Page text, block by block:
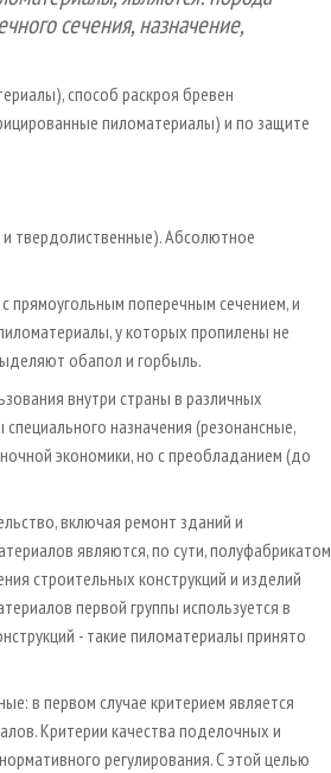
сечения, назначение,
способ раскроя бревен
пиломатериалы) и по защите
твердолиственные). Абсолютное
поперечным сечением, и
у которых пропилены не
обапол и горбыль.
внутри страны в различных
назначения (резонансные,
экономики, но с преобладанием (до
включая ремонт зданий и
являются, по сути, полуфабрикатом
строительных конструкций и изделий
первой группы используется в
- такие пиломатериалы принято
в первом случае критерием является
Критерии качества поделочных и
регулирования. С этой целью